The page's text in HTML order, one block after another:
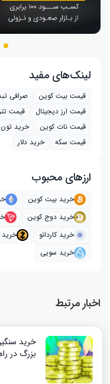
لینک‌های مفید
قیمت بیت کوین صرافی
قیمت ارز دیجیتال
قیمت تتر
قیمت نات کوین
خرید
قیمت سکه
خرید دلار
ارز‌های محبوب
خرید بیت کوین
خرید دوج کوین
خرید کاردانو
خرید سویی
اخبار مرتبط
بزرگ در